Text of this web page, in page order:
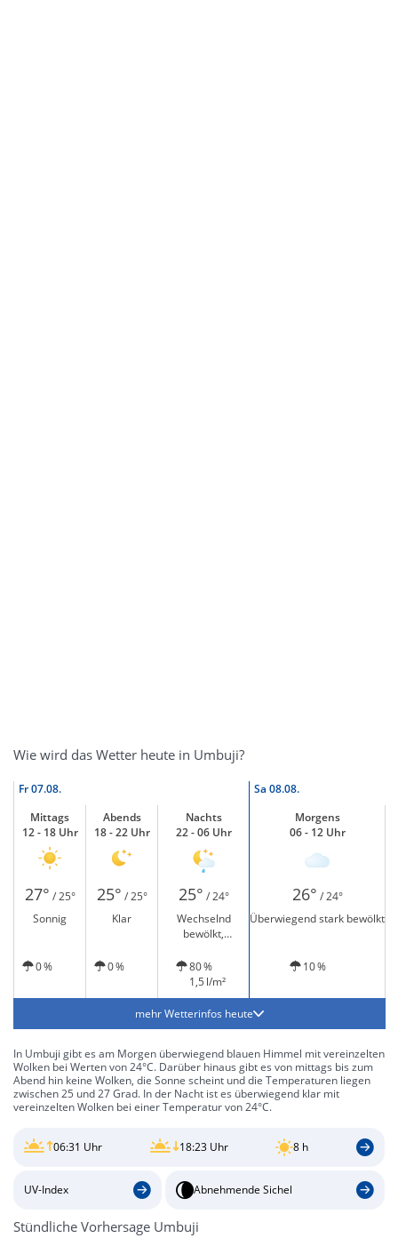
Wie wird das Wetter heute in Umbuji?
Fr07.08. Sa 08.08.
Mittags
12 - 18 Uhr
Abends
18 - 22 Uhr
Nachts
22 - 06 Uhr
Morgens
06 - 12 Uhr
27° / 25° 25° / 25° 25° / 24° 26° / 24°
Sonnig
Klar
Wechselnd
bewölkt,
Regen
Überwiegend stark bewölkt
0 % 0 %
80 %
1,5 l/m²
10 %
mehr Wetterinfos heute
In Umbuji gibt es am Morgen überwiegend blauen Himmel mit vereinzelten
Wolken bei Werten von 24°C. Darüber hinaus gibt es von mittags bis zum
Abend hin keine Wolken, die Sonne scheint und die Temperaturen liegen
zwischen 25 und 27 Grad. In der Nacht ist es überwiegend klar mit
vereinzelten Wolken bei einer Temperatur von 24°C.
06:31 Uhr 18:23 Uhr 8 h
UV-Index Abnehmende Sichel
Stündliche Vorhersage Umbuji